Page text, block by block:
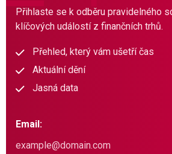
Přihlaste se k odběru pravidelného
klíčových událostí z finančních trhů.
Přehled, který vám ušetří čas
Aktuální dění
Jasná data
Email: